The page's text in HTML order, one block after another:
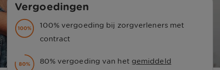
Vergoedingen
100% vergoeding bij zorgverleners met
contract
80% vergoeding van het gemiddeld